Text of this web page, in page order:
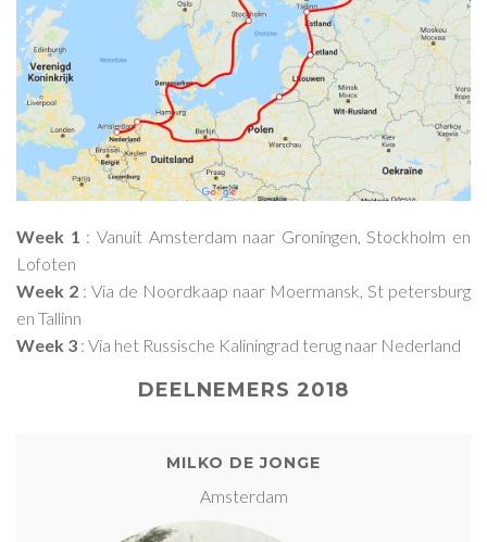
Week 1 : Vanuit Amsterdam naar Groningen, Stockholm en
Lofoten
Week 2 : Via de Noordkaap naar Moermansk, St petersburg
en Tallinn
Week 3 : Via het Russische Kaliningrad terug naar Nederland
DEELNEMERS 2018
MILKO DE JONGE
Amsterdam